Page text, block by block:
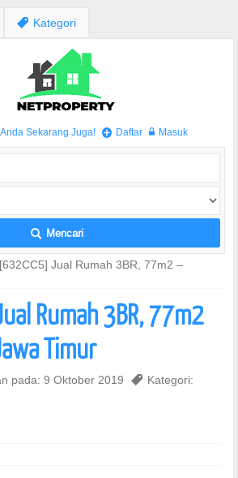
, Kategori
Sekarang Juga! + Daftar w Masuk
L Mencari
[632CC5] Jual Rumah 3BR, 77m2 –
Rumah 3BR, 77m2
Timur
pada: 9 Oktober 2019 , Kategori: